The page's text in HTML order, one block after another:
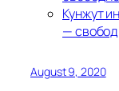
Кунжут
—
August 9, 2020